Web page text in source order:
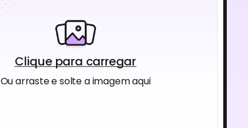
Clique para carregar
Ou arraste e solte a imagem aqui